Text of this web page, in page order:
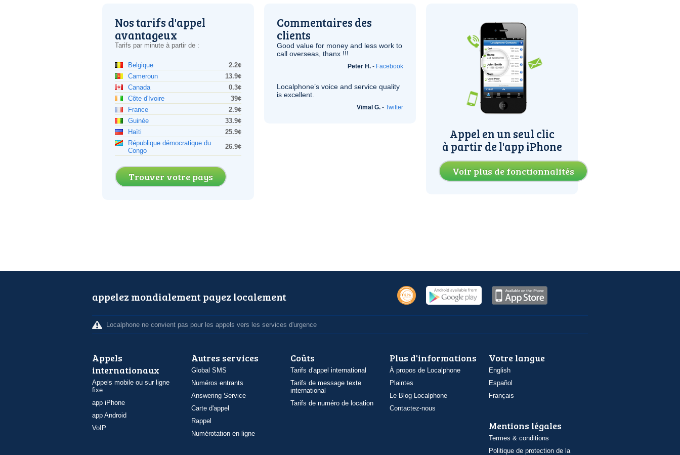
Nos tarifs d'appel
avantageux
Tarifs par minute à partir de :
Belgique
2.2¢
Cameroun
13.9¢
Canada
0.3¢
Côte d'Ivoire
39¢
France
2.9¢
Guinée
33.9¢
Haïti
25.9¢
République démocratique du
Congo
26.9¢
Trouver votre pays
Commentaires des
clients
Good value for money and less work to
call overseas, thanx !!!
Peter H. - Facebook
Localphone’s voice and service quality
is excellent.
Vimal G. - Twitter
Appel en un seul clic
à partir de l'app iPhone
Voir plus de fonctionnalités
appelez mondialement payez localement
Localphone ne convient pas pour les appels vers les services d'urgence
Appels
internationaux
Appels mobile ou sur ligne
fixe
app iPhone
app Android
VoIP
Autres services
Global SMS
Numéros entrants
Answering Service
Carte d'appel
Rappel
Numérotation en ligne
Coûts
Tarifs d'appel international
Tarifs de message texte
international
Tarifs de numéro de location
Plus d'informations
À propos de Localphone
Plaintes
Le Blog Localphone
Contactez-nous
Votre langue
English
Español
Français
Mentions légales
Termes & conditions
Politique de protection de la